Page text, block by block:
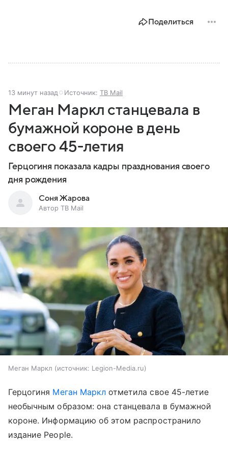
Поделиться
13 минут назад Источник: ТВ Mail
Меган Маркл станцевала в
бумажной короне в день
своего 45-летия
Герцогиня показала кадры празднования своего
дня рождения
Соня Жарова
Автор ТВ Mail
Меган Маркл источник: Legion-Media.ru
Герцогиня Меган Маркл отметила свое 45-летие
необычным образом: она станцевала в бумажной
короне. Информацию об этом распространило
издание People.